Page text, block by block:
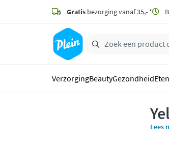
zoeken
hoofdinhoud
Gratis bezorging vanaf 35,- *
VerzorgingBeautyGezondheid
Lees